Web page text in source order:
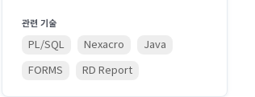
관련 기술
PL/SQL Nexacro
Java
FORMS
RD Report